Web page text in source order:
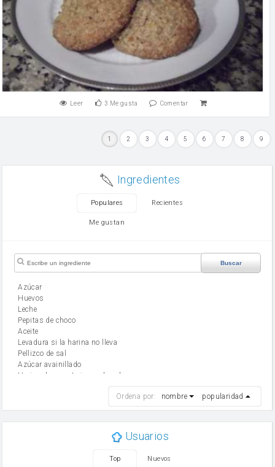
Leer 3 Me gusta Comentar
1 2 3 4 5 6 7 8 9
Ingredientes
Populares Recientes
Me gustan
Buscar
Azúcar
huevos
leche
Pepitas de choco
aceite
Levadura si la harina no lleva
Pellizco de sal
Azúcar avainillado
Harina de reposteria con levadura
mantequilla
Ordena por: nombre popularidad
Usuarios
Top Nuevos